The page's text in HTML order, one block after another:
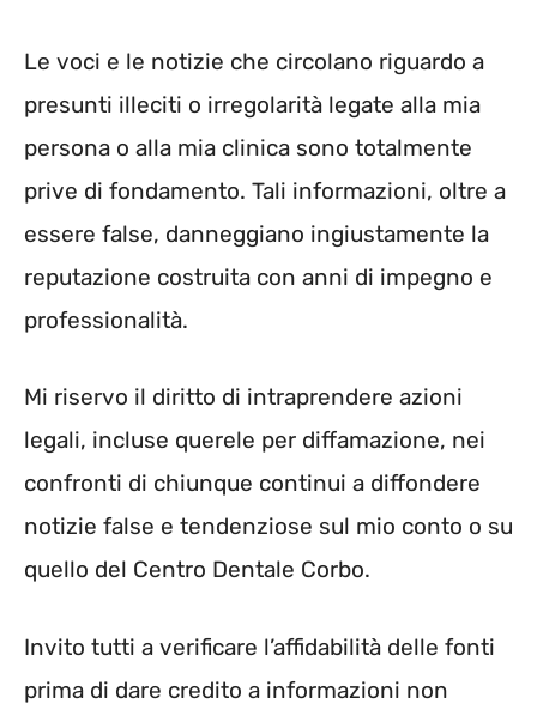
Le voci e le notizie che circolano riguardo a
presunti illeciti o irregolarità legate alla mia
persona o alla mia clinica sono totalmente
prive di fondamento. Tali informazioni, oltre a
essere false, danneggiano ingiustamente la
reputazione costruita con anni di impegno e
professionalità.
Mi riservo il diritto di intraprendere azioni
legali, incluse querele per diffamazione, nei
confronti di chiunque continui a diffondere
notizie false e tendenziose sul mio conto o su
quello del Centro Dentale Corbo.
Invito tutti a verificare l’affidabilità delle fonti
prima di dare credito a informazioni non